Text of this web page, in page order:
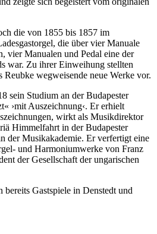
die von 1855 bis 1857 im
die über vier Manuale
vier Manualen und Pedal eine der
war. Zu ihrer Einweihung stellten
wegweisende neue Werke vor.
sein Studium an der Budapester
›mit Auszeichnung‹. Er erhielt
wirkt als Musikdirektor
Himmelfahrt in der Budapester
der Musikakademie. Er verfertigt eine
und Harmoniumwerke von Franz
der Gesellschaft der ungarischen
Gastspiele in Denstedt und